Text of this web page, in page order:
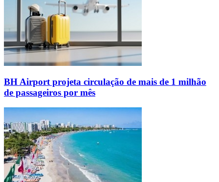
BH Airport projeta circulação de mais de 1 milhão
de passageiros por mês